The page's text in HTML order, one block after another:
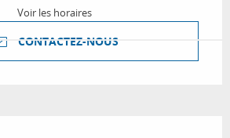
Voir les horaires
CONTACTEZ-NOUS